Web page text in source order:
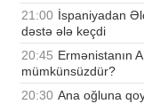
21:00 İspaniyadan
dəstə ələ keçdi
20:45 Ermənistanın
mümkünsüzdür?
20:30 Ana oğluna